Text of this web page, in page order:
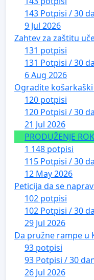
143 Potpisi / 30
9 Jul 2026
Zahtev za zaštitu
131 potpisi
131 Potpisi / 30
6 Aug 2026
Ogradite
120 potpisi
120 Potpisi / 30
21 Jul 2026
PRODUŽENJE
1 148 potpisi
115 Potpisi / 30
12 May 2026
Peticija da se
102 potpisi
102 Potpisi / 30
29 Jul 2026
Da pružne rampe u
93 potpisi
93 Potpisi / 30
26 Jul 2026